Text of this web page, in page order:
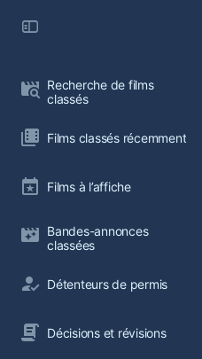
Recherche de films
classés
Films classés récemment
Films à l’affiche
Bandes-annonces
classées
Détenteurs de permis
Décisions et révisions